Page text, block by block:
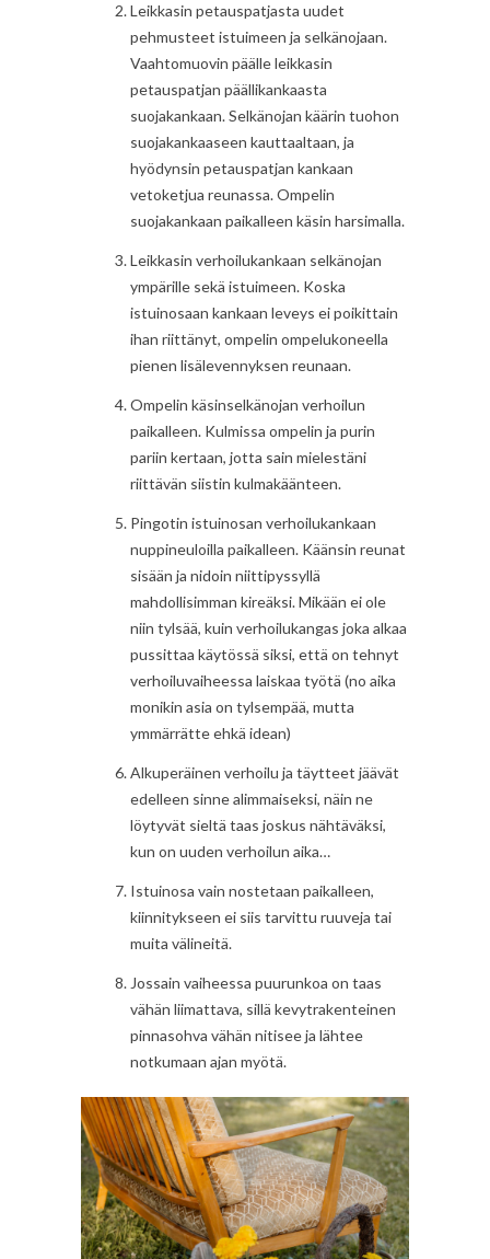
Leikkasin petauspatjasta uudet
pehmusteet istuimeen ja selkänojaan.
Vaahtomuovin päälle leikkasin
petauspatjan päällikankaasta
suojakankaan. Selkänojan käärin tuohon
suojakankaaseen kauttaaltaan, ja
hyödynsin petauspatjan kankaan
vetoketjua reunassa. Ompelin
suojakankaan paikalleen käsin harsimalla.
Leikkasin verhoilukankaan selkänojan
ympärille sekä istuimeen. Koska
istuinosaan kankaan leveys ei poikittain
ihan riittänyt, ompelin ompelukoneella
pienen lisälevennyksen reunaan.
Ompelin käsinselkänojan verhoilun
paikalleen. Kulmissa ompelin ja purin
pariin kertaan, jotta sain mielestäni
riittävän siistin kulmakäänteen.
Pingotin istuinosan verhoilukankaan
nuppineuloilla paikalleen. Käänsin reunat
sisään ja nidoin niittipyssyllä
mahdollisimman kireäksi. Mikään ei ole
niin tylsää, kuin verhoilukangas joka alkaa
pussittaa käytössä siksi, että on tehnyt
verhoiluvaiheessa laiskaa työtä (no aika
monikin asia on tylsempää, mutta
ymmärrätte ehkä idean)
Alkuperäinen verhoilu ja täytteet jäävät
edelleen sinne alimmaiseksi, näin ne
löytyvät sieltä taas joskus nähtäväksi,
kun on uuden verhoilun aika…
Istuinosa vain nostetaan paikalleen,
kiinnitykseen ei siis tarvittu ruuveja tai
muita välineitä.
Jossain vaiheessa puurunkoa on taas
vähän liimattava, sillä kevytrakenteinen
pinnasohva vähän nitisee ja lähtee
notkumaan ajan myötä.